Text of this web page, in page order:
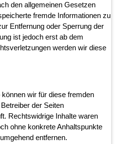
den allgemeinen Gesetzen
fremde Informationen zu
Entfernung oder Sperrung der
ist jedoch erst ab dem
werden wir diese
wir für diese fremden
der Seiten
Rechtswidrige Inhalte waren
ohne konkrete Anhaltspunkte
entfernen.